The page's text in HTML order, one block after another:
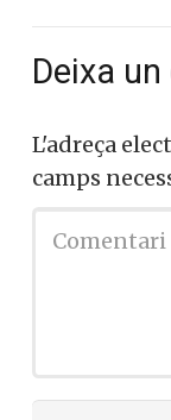
Deixa
L'adreça
camps